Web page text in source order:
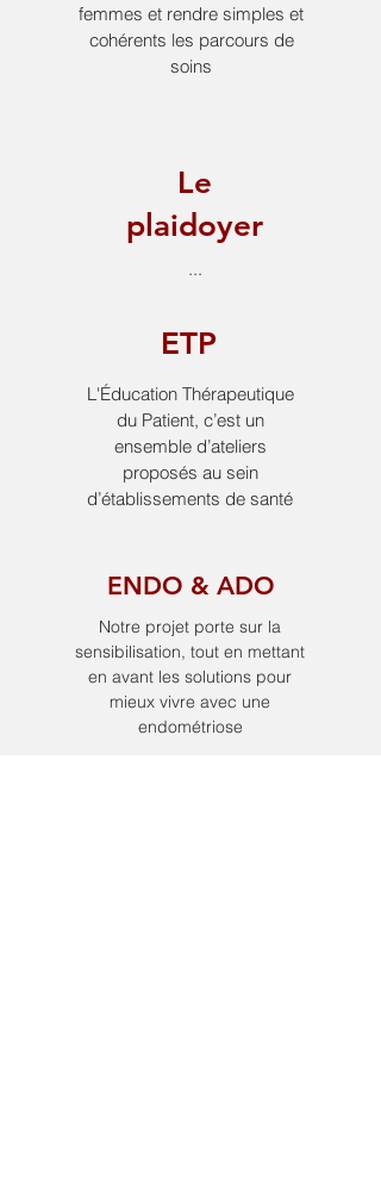
femmes et rendre simples et
cohérents les parcours de
soins
Le
plaidoyer
...
ETP
L'Éducation Thérapeutique
du Patient, c’est un
ensemble d’ateliers
proposés au sein
d’établissements de santé
ENDO & ADO
Notre projet porte sur la
sensibilisation, tout en mettant
en avant les solutions pour
mieux vivre avec une
endométriose